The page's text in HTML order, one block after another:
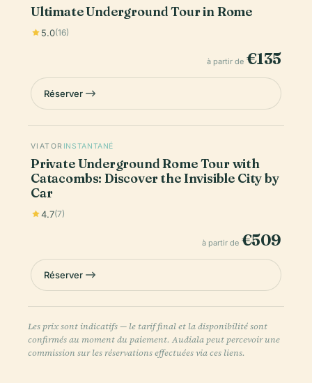
Ultimate Underground Tour in Rome
5.0(16)
à partir de €135
Réserver
VIATOR INSTANTANÉ
Private Underground Rome Tour with
Catacombs: Discover the Invisible City by
Car
4.7(7)
à partir de €509
Réserver
Les prix sont indicatifs — le tarif final et la disponibilité sont
confirmés au moment du paiement. Audiala peut percevoir une
commission sur les réservations effectuées via ces liens.